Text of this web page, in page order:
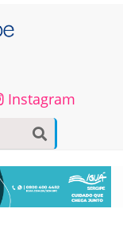
Instagram